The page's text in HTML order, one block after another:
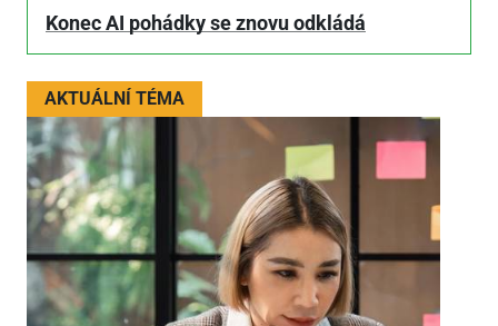
Konec AI pohádky se znovu odkládá
AKTUÁLNÍ TÉMA